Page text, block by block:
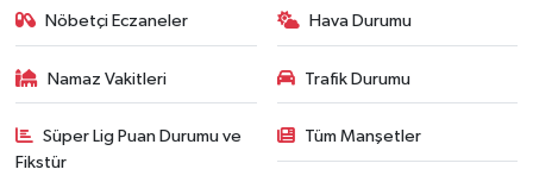
Nöbetçi Eczaneler Hava Durumu
Namaz Vakitleri Trafik Durumu
Süper Lig Puan Durumu ve
Fikstür
Tüm Manşetler